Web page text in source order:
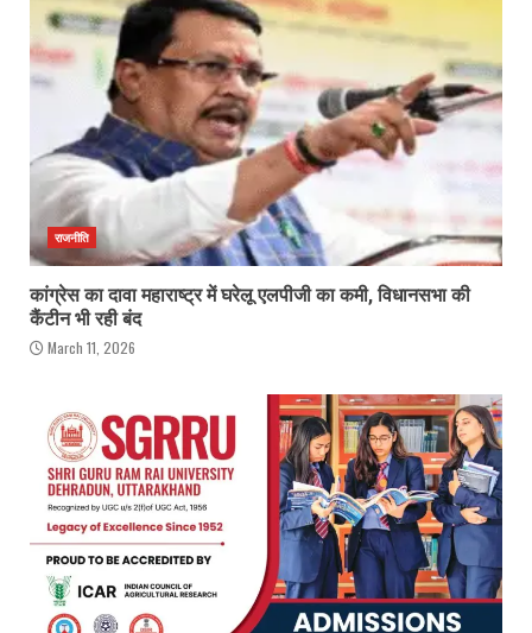
राजनीति
कांग्रेस का दावा महाराष्ट्र में घरेलू एलपीजी का कमी, विधानसभा की
कैंटीन भी रही बंद
March 11, 2026